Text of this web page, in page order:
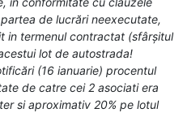
de lucrări neexecutate,
in termenul contractat (sfârșitul
lot de autostrada!
(16 ianuarie) procentul
de catre cei 2 asociati era
si aproximativ 20% pe lotul